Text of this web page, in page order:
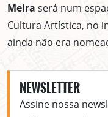
Meira será num
Cultura Artística, no
ainda não era
NEWSLETTER
Assine nossa